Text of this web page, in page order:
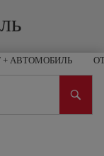
+ АВТОМОБИЛЬ